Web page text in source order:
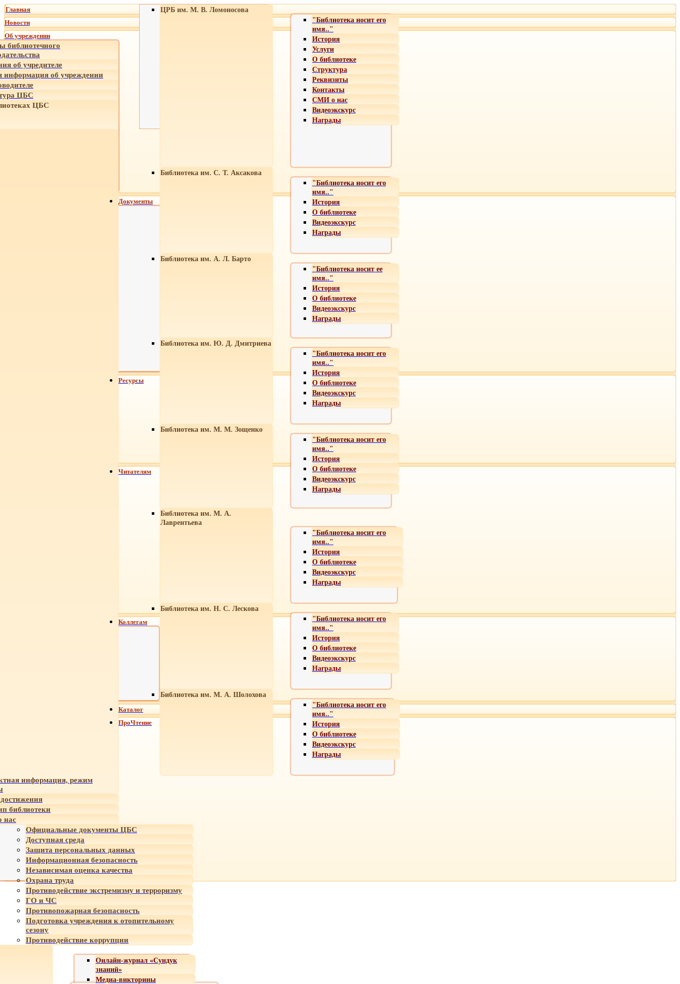
Главная
Новости
Об учреждении
библиотечного
об учредителе
об учреждении
ЦБС
ЦБС
ЦРБ им. М. В. Ломоносова
"Библиотека носит его
имя.."
История
Услуги
О библиотеке
Структура
Реквизиты
Контакты
СМИ о нас
Видеоэкскурс
Награды
Библиотека им. С. Т. Аксакова
"Библиотека носит его
имя.."
История
О библиотеке
Видеоэкскурс
Награды
Библиотека им. А. Л. Барто
"Библиотека носит ее
имя.."
История
О библиотеке
Видеоэкскурс
Награды
Библиотека им. Ю. Д. Дмитриева
"Библиотека носит его
имя.."
История
О библиотеке
Видеоэкскурс
Награды
Библиотека им. М. М. Зощенко
"Библиотека носит его
имя.."
История
О библиотеке
Видеоэкскурс
Награды
Библиотека им. М. А.
Лаврентьева
"Библиотека носит его
имя.."
История
О библиотеке
Видеоэкскурс
Награды
Библиотека им. Н. С. Лескова
"Библиотека носит его
имя.."
История
О библиотеке
Видеоэкскурс
Награды
Библиотека им. М. А. Шолохова
"Библиотека носит его
имя.."
История
О библиотеке
Видеоэкскурс
Награды
информация, режим
библиотеки
нас
Документы
Официальные документы ЦБС
Доступная среда
Защита персональных данных
Информационная безопасность
Независимая оценка качества
Охрана труда
Противодействие экстремизму и терроризму
ГО и ЧС
Противопожарная безопасность
Подготовка учреждения к отопительному
сезону
Противодействие коррупции
Ресурсы
Онлайн-журнал «Сундук
знаний»
Медиа-викторины
Читателям
Коллегам
Каталог
ПроЧтение